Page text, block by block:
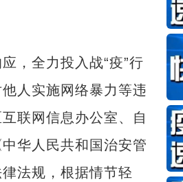
，全力投入战“疫”行
人实施网络暴力等违
联网信息办公室、自
华人民共和国治安管
法规，根据情节轻